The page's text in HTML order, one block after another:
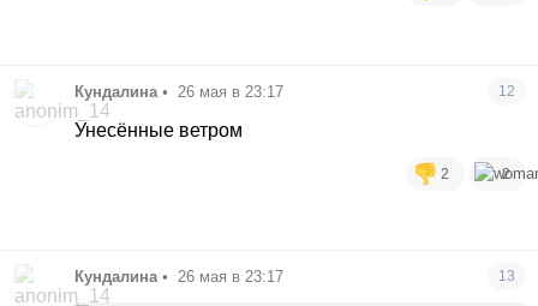
Кундалина • 26 мая в 23:17 12
Унесённые ветром
2 2
Кундалина • 26 мая в 23:17 13